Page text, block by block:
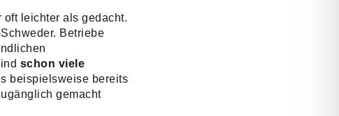
leichter als gedacht.
Betriebe
schon viele
beispielsweise bereits
gemacht